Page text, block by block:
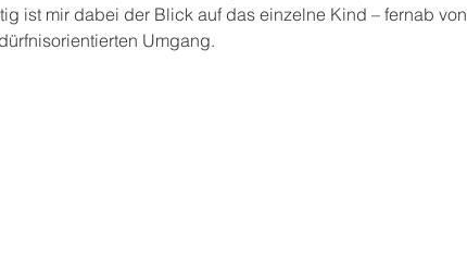
ist mir dabei der Blick auf das einzelne Kind – fernab von
Umgang.